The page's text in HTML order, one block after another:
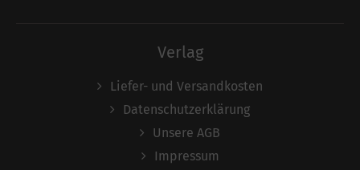
Verlag
Liefer- und Versandkosten
Datenschutzerklärung
Unsere AGB
Impressum